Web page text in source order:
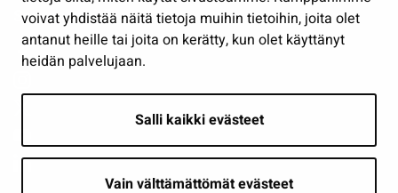
voivat yhdistää näitä tietoja muihin tietoihin, joita olet
antanut heille tai joita on kerätty, kun olet käyttänyt
heidän palvelujaan.
Salli kaikki evästeet
Vain välttämättömät evästeet
Seuraa meitä